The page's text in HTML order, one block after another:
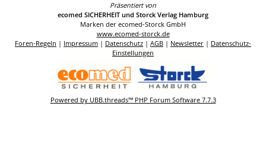
Präsentiert von
ecomed SICHERHEIT und Storck Verlag Hamburg
Marken der ecomed-Storck GmbH
www.ecomed-storck.de
Foren-Regeln | Impressum | Datenschutz | AGB | Newsletter | Datenschutz-
Einstellungen
Powered by UBB.threads™ PHP Forum Software 7.7.3